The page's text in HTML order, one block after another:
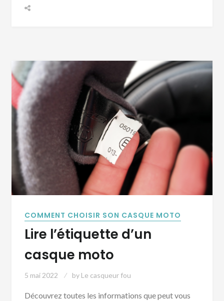
COMMENT CHOISIR SON CASQUE MOTO
Lire l’étiquette d’un
casque moto
5 mai 2022 by Le casqueur fou
Découvrez toutes les informations que peut vous